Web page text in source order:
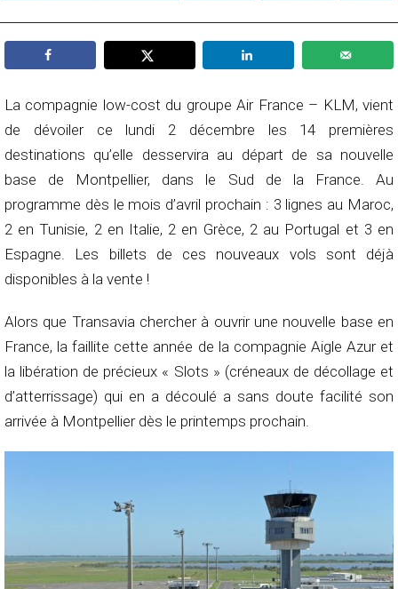
La compagnie low-cost du groupe Air France – KLM, vient
de dévoiler ce lundi 2 décembre les 14 premières
destinations qu’elle desservira au départ de sa nouvelle
base de Montpellier, dans le Sud de la France. Au
programme dès le mois d’avril prochain : 3 lignes au Maroc,
2 en Tunisie, 2 en Italie, 2 en Grèce, 2 au Portugal et 3 en
Espagne. Les billets de ces nouveaux vols sont déjà
disponibles à la vente !
Alors que Transavia chercher à ouvrir une nouvelle base en
France, la faillite cette année de la compagnie Aigle Azur et
la libération de précieux « Slots » (créneaux de décollage et
d’atterrissage) qui en a découlé a sans doute facilité son
arrivée à Montpellier dès le printemps prochain.